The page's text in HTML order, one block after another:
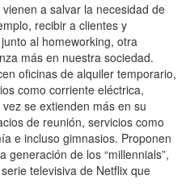
a salvar la necesidad de
recibir a clientes y
al homeworking, otra
más en nuestra sociedad.
oficinas de alquiler temporario,
como corriente eléctrica,
se extienden más en su
de reunión, servicios como
e incluso gimnasios. Proponen
generación de los “millennials”,
televisiva de Netflix que